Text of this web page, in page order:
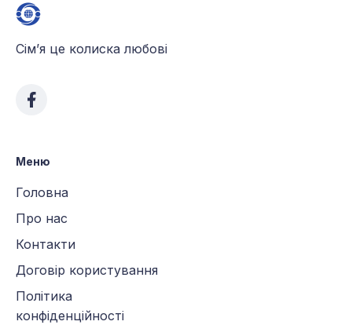
Сім’я це колиска любові
Меню
Головна
Про нас
Контакти
Договір користування
Політика
конфіденційності